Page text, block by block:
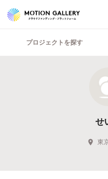
プロジェクトを探す
せ
東